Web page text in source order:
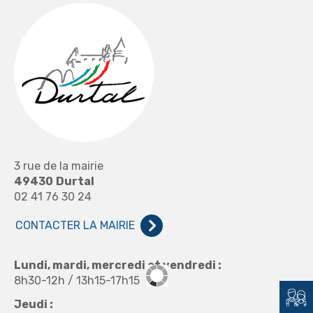
3 rue de la mairie
49430 Durtal
02 41 76 30 24
CONTACTER LA MAIRIE
Lundi, mardi, mercredi et vendredi :
8h30-12h / 13h15-17h15
Jeudi :